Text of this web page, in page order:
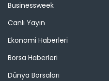
Businessweek
Canlı Yayın
Ekonomi Haberleri
Borsa Haberleri
Dünya Borsaları